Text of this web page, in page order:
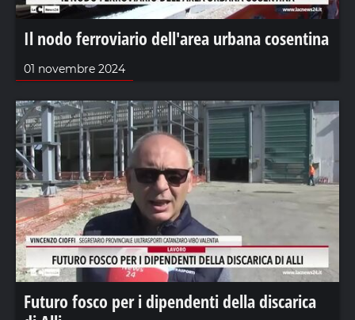
Il nodo ferroviario dell'area urbana cosentina
01 novembre 2024
Futuro fosco per i dipendenti della discarica